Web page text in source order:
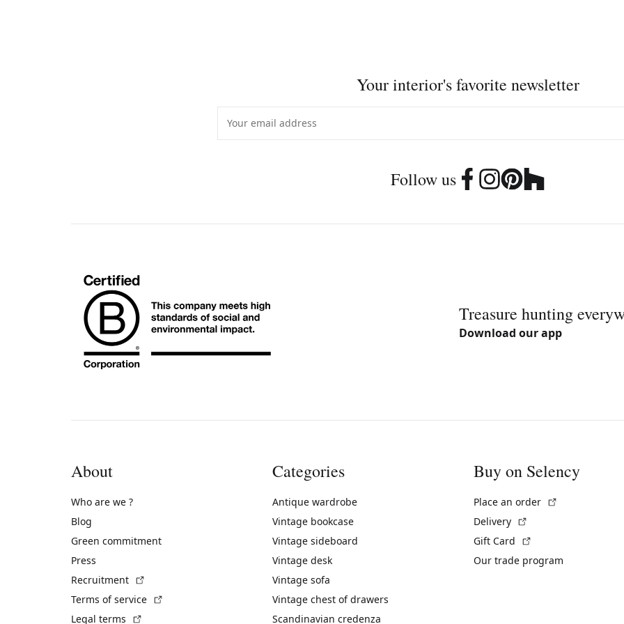
Your interior's favorite newsletter
Follow us
Treasure hunting
Download our app
About
Who are we ?
Blog
Green commitment
Press
Recruitment
Terms of service
Legal terms
Categories
Antique wardrobe
Vintage bookcase
Vintage sideboard
Vintage desk
Vintage sofa
Vintage chest of drawers
Scandinavian credenza
Buy on Selency
Place an order
Delivery
Gift Card
Our trade program